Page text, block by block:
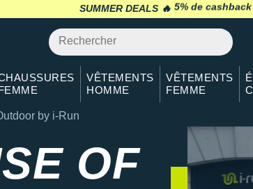
SUMMER DEALS 🔥 retour 30 jours*
VÊTEMENTS
HOMME
VÊTEMENTS
FEMME
by i-Run
: The
OF